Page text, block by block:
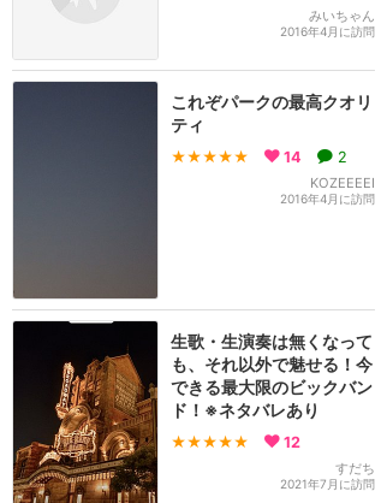
みいちゃん
2016年4月に訪問
これぞパークの最高クオリ
ティ
★★★★★ 14 2
KOZEEEEI
2016年4月に訪問
生歌・生演奏は無くなって
も、それ以外で魅せる！今
できる最大限のビックバン
ド！※ネタバレあり
★★★★★ 12
すだち
2021年7月に訪問